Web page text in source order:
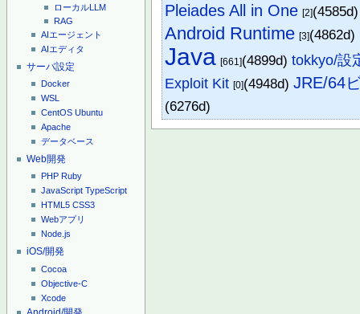
ローカルLLM
RAG
AIエージェント
AIエディタ
サーバ設定
Docker
WSL
CentOS Ubuntu
Apache
データベース
Web開発
PHP Ruby
JavaScript TypeScript
HTML5 CSS3
Webアプリ
Node.js
iOS/開発
Cocoa
Objective-C
Xcode
Pleiades All in One [2]
Android Runtime [3](4862d)
Java [661](4899d)tokkyo/設
Exploit Kit [0](4948d)JRE/64
(6276d)